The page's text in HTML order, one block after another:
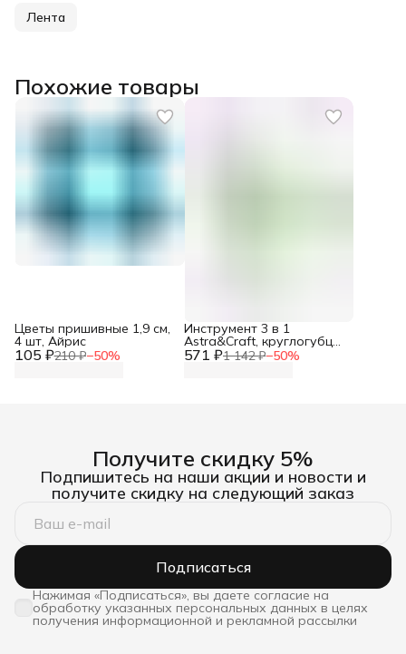
Лента
Похожие товары
105 ₽210 ₽−50%
Цветы пришивные 1,9 см,
4 шт, Айрис
571 ₽1 142 ₽−50%
Инструмент 3 в 1
Astra&Craft, круглогубцы,
плоскогубцы, бокорезы,
Получите скидку 5%
Подпишитесь на наши акции и новости и
получите скидку на следующий заказ
Подписаться
Нажимая «Подписаться», вы даете согласие на
обработку указанных персональных данных в целях
получения информационной и рекламной рассылки